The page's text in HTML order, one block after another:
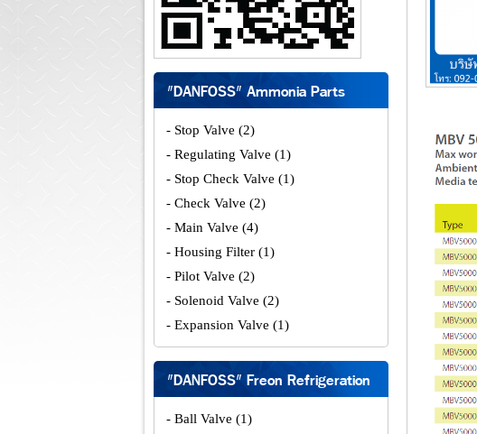
"DANFOSS" Ammonia Parts
- Stop Valve (2)
- Regulating Valve (1)
- Stop Check Valve (1)
- Check Valve (2)
- Main Valve (4)
- Housing Filter (1)
- Pilot Valve (2)
- Solenoid Valve (2)
- Expansion Valve (1)
"DANFOSS" Freon Refrigeration
- Ball Valve (1)